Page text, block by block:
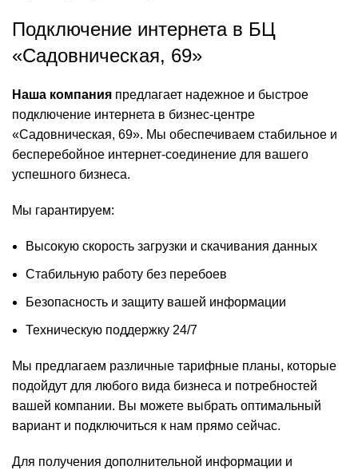
Подключение интернета в БЦ
«Садовническая, 69»
Наша компания предлагает надежное и быстрое
подключение интернета в бизнес-центре
«Садовническая, 69». Мы обеспечиваем стабильное и
бесперебойное интернет-соединение для вашего
успешного бизнеса.
Мы гарантируем:
Высокую скорость загрузки и скачивания данных
Стабильную работу без перебоев
Безопасность и защиту вашей информации
Техническую поддержку 24/7
Мы предлагаем различные тарифные планы, которые
подойдут для любого вида бизнеса и потребностей
вашей компании. Вы можете выбрать оптимальный
вариант и подключиться к нам прямо сейчас.
Для получения дополнительной информации и